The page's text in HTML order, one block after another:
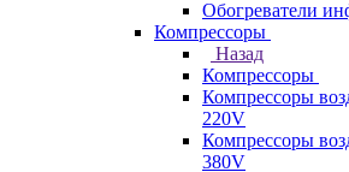
Обогреватели
Компрессоры
Назад
Компрессоры
Компрессоры
220V
Компрессоры
380V